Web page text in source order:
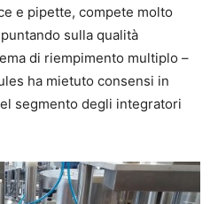
e pipette, compete molto
sulla qualità
di riempimento multiplo –
ha mietuto consensi in
segmento degli integratori